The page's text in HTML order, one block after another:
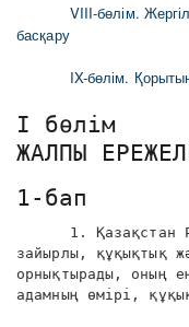
VIII-бөлім.
басқару
IX-бөлім.
I бөлім
ЖАЛПЫ
1-бап
1. Қазақстан
зайырлы, құқықтық
орнықтырады, оның
адамның өмірі,